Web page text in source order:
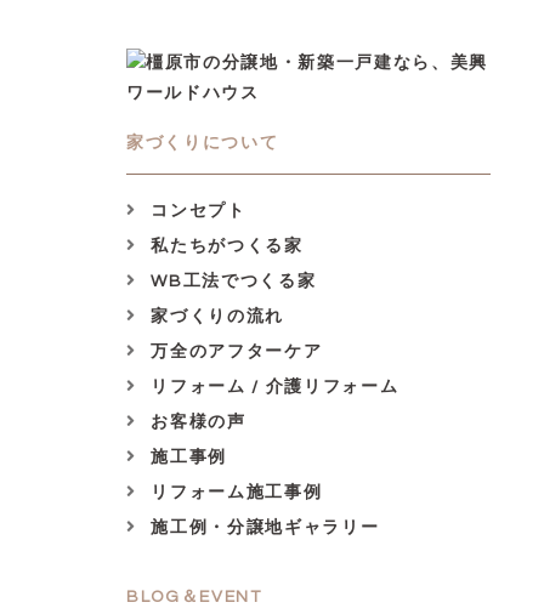
家づくりについて
コンセプト
私たちがつくる家
WB工法でつくる家
家づくりの流れ
万全のアフターケア
リフォーム / 介護リフォーム
お客様の声
施工事例
リフォーム施工事例
施工例・分譲地ギャラリー
BLOG＆EVENT